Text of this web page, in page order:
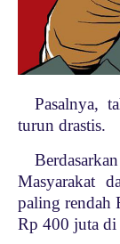
Pasalnya,
turun drastis.
Masyarakat
paling rendah
Rp 400 juta di